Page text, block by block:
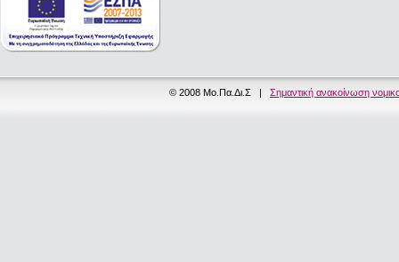
© 2008 Μο.Πα.Δι.Σ | Σημαντική ανακοίνωση